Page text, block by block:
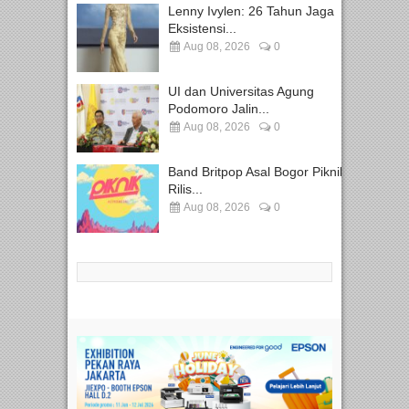
Lenny Ivylen: 26 Tahun Jaga
Eksistensi...
Aug 08, 2026 0
UI dan Universitas Agung
Podomoro Jalin...
Aug 08, 2026 0
Band Britpop Asal Bogor Piknik
Rilis...
Aug 08, 2026 0